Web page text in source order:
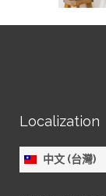
Localization
中文 (台灣)